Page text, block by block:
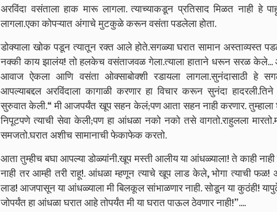
अरविंदा वसंताला हाक मारू लागला. त्याच्याकडून प्रतिसाद मिळत नाही हे
लागला.एका कोपऱ्यात अंगाचे मुटकुळे करून वसंता पडलेला होता.
डोक्याला खोक पडून त्यातून रक्त आले होते.सगळ्या घरात सामान अस्ताव्यस्त
नक्की काय झालंय! तो हलकेच वसंताजवळ गेला.त्याला हाताने धरून सरळ केले...
आवाज ऐकला आणि वसंता ओक्साबोक्शी रडायला लागला.सुनंदासाठी हे
आपल्याबद्दल अरविंदाला कागाळी करणार हा विचार करून सुनंदा
सुरुवात केली.“मी आजपर्यंत खूप सहन केलं;पण आता सहन नाही करणार. तुम्हाला
निपूटपणे त्याची सेवा केली;पण हा आंधळा नको नको तसे वागतो.राहुलला
समजतो.घरात अशीच सामानाची फेकाफेक करतो.
आता तुम्हीच बघा आपल्या डोळ्यांनी.खूप मस्ती आलीय या आंधळ्याला! ते काही नाही
नाही तर आम्ही तरी राहू!. आंधळा म्हणून त्याचे खूप लाड केले,भोगा त्याची
लाड! आजपासून या आंधळ्याला मी बिलकूल सांभाळणार नाही. सोडून या कुठंही!
जोपर्यंत हा आंधळा घरात आहे तोपर्यंत मी या घरात पाऊल ठेवणार नाही!”....